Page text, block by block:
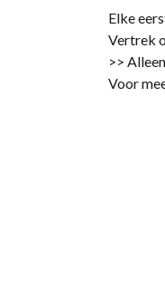
Elke
Vertrek
>>
Voor